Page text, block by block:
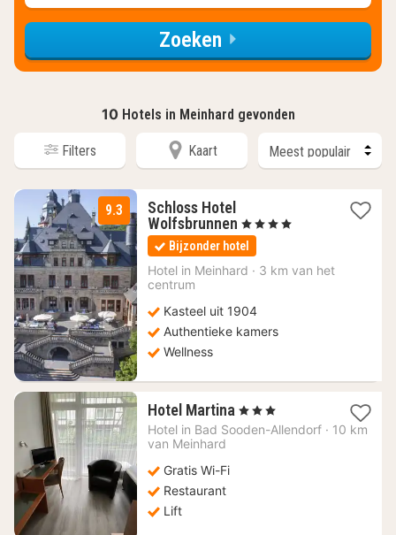
Zoeken
10 Hotels in Meinhard gevonden
Filters Kaart
9.3
Schloss Hotel
Wolfsbrunnen 1
nacht
vanaf
199
, 4 Sterren
Bijzonder hotel
Hotel in Meinhard · 3 km van het
centrum
Kasteel uit 1904
Authentieke kamers
Wellness
Hotel Martina 1
nacht
, 3 Sterren
Hotel in Bad Sooden-Allendorf · 10 km
van Meinhard
Gratis Wi-Fi
Restaurant
Lift